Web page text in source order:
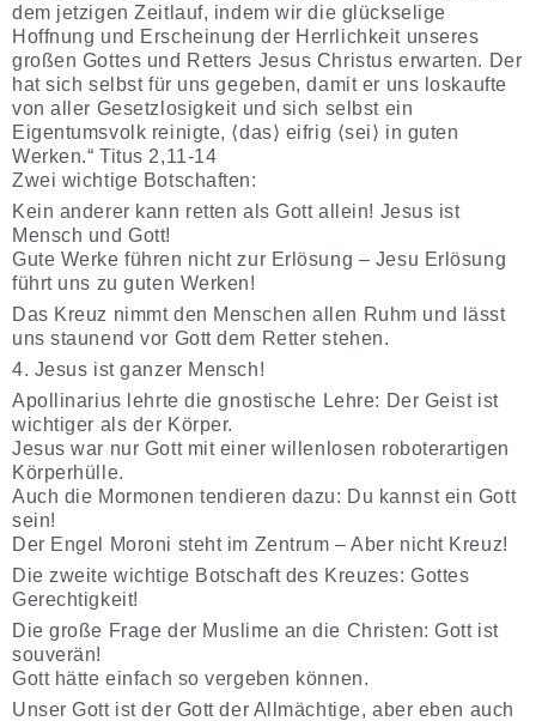
dem jetzigen Zeitlauf, indem wir die glückselige
Hoffnung und Erscheinung der Herrlichkeit unseres
großen Gottes und Retters Jesus Christus erwarten. Der
hat sich selbst für uns gegeben, damit er uns loskaufte
von aller Gesetzlosigkeit und sich selbst ein
Eigentumsvolk reinigte, ⟨das⟩ eifrig ⟨sei⟩ in guten
Werken.“ Titus 2,11-14
Zwei wichtige Botschaften:
Kein anderer kann retten als Gott allein! Jesus ist
Mensch und Gott!
Gute Werke führen nicht zur Erlösung – Jesu Erlösung
führt uns zu guten Werken!
Das Kreuz nimmt den Menschen allen Ruhm und lässt
uns staunend vor Gott dem Retter stehen.
4. Jesus ist ganzer Mensch!
Apollinarius lehrte die gnostische Lehre: Der Geist ist
wichtiger als der Körper.
Jesus war nur Gott mit einer willenlosen roboterartigen
Körperhülle.
Auch die Mormonen tendieren dazu: Du kannst ein Gott
sein!
Der Engel Moroni steht im Zentrum – Aber nicht Kreuz!
Die zweite wichtige Botschaft des Kreuzes: Gottes
Gerechtigkeit!
Die große Frage der Muslime an die Christen: Gott ist
souverän!
Gott hätte einfach so vergeben können.
Unser Gott ist der Gott der Allmächtige, aber eben auch